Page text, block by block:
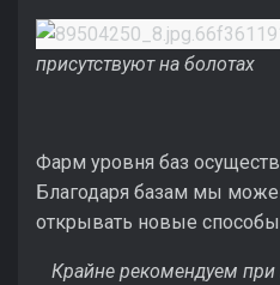
присутствуют на болотах
Фарм уровня баз
Благодаря базам мы
открывать новые способы
Крайне рекомендуем при